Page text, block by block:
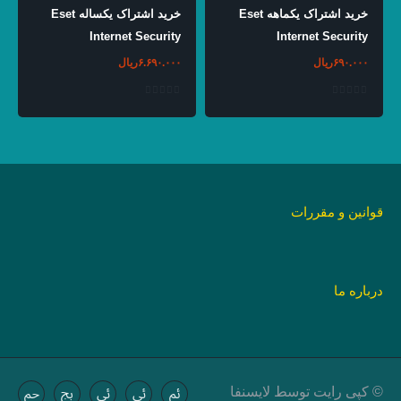
خرید اشتراک یکماهه Eset
Internet Security
ریال۶۹۰.۰۰۰
خرید اشتراک یکساله Eset
Internet Security
ریال۶.۶۹۰.۰۰۰
قوانین و مقررات
درباره ما
© کپی رایت توسط لایسنفا